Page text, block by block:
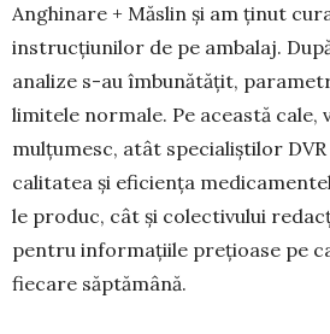
Anghinare + Măslin și am ținut
instrucțiunilor de pe ambalaj.
analize s-au îmbunătățit,
limitele normale. Pe această cale,
mulțumesc, atât specialiștilor
calitatea și eficiența
le produc, cât și colectivului
pentru informațiile prețioase pe
fiecare săptămână.